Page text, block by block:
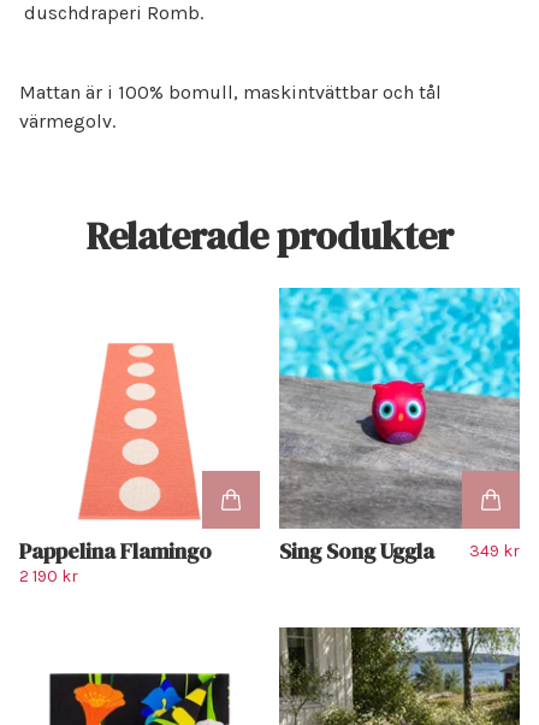
duschdraperi Romb.
Mattan är i 100% bomull, maskintvättbar och tål
värmegolv.
Relaterade produkter
Pappelina Flamingo
2 190 kr
Sing Song Uggla 349 kr